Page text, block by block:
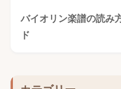
バイオリン楽譜の読み
ド